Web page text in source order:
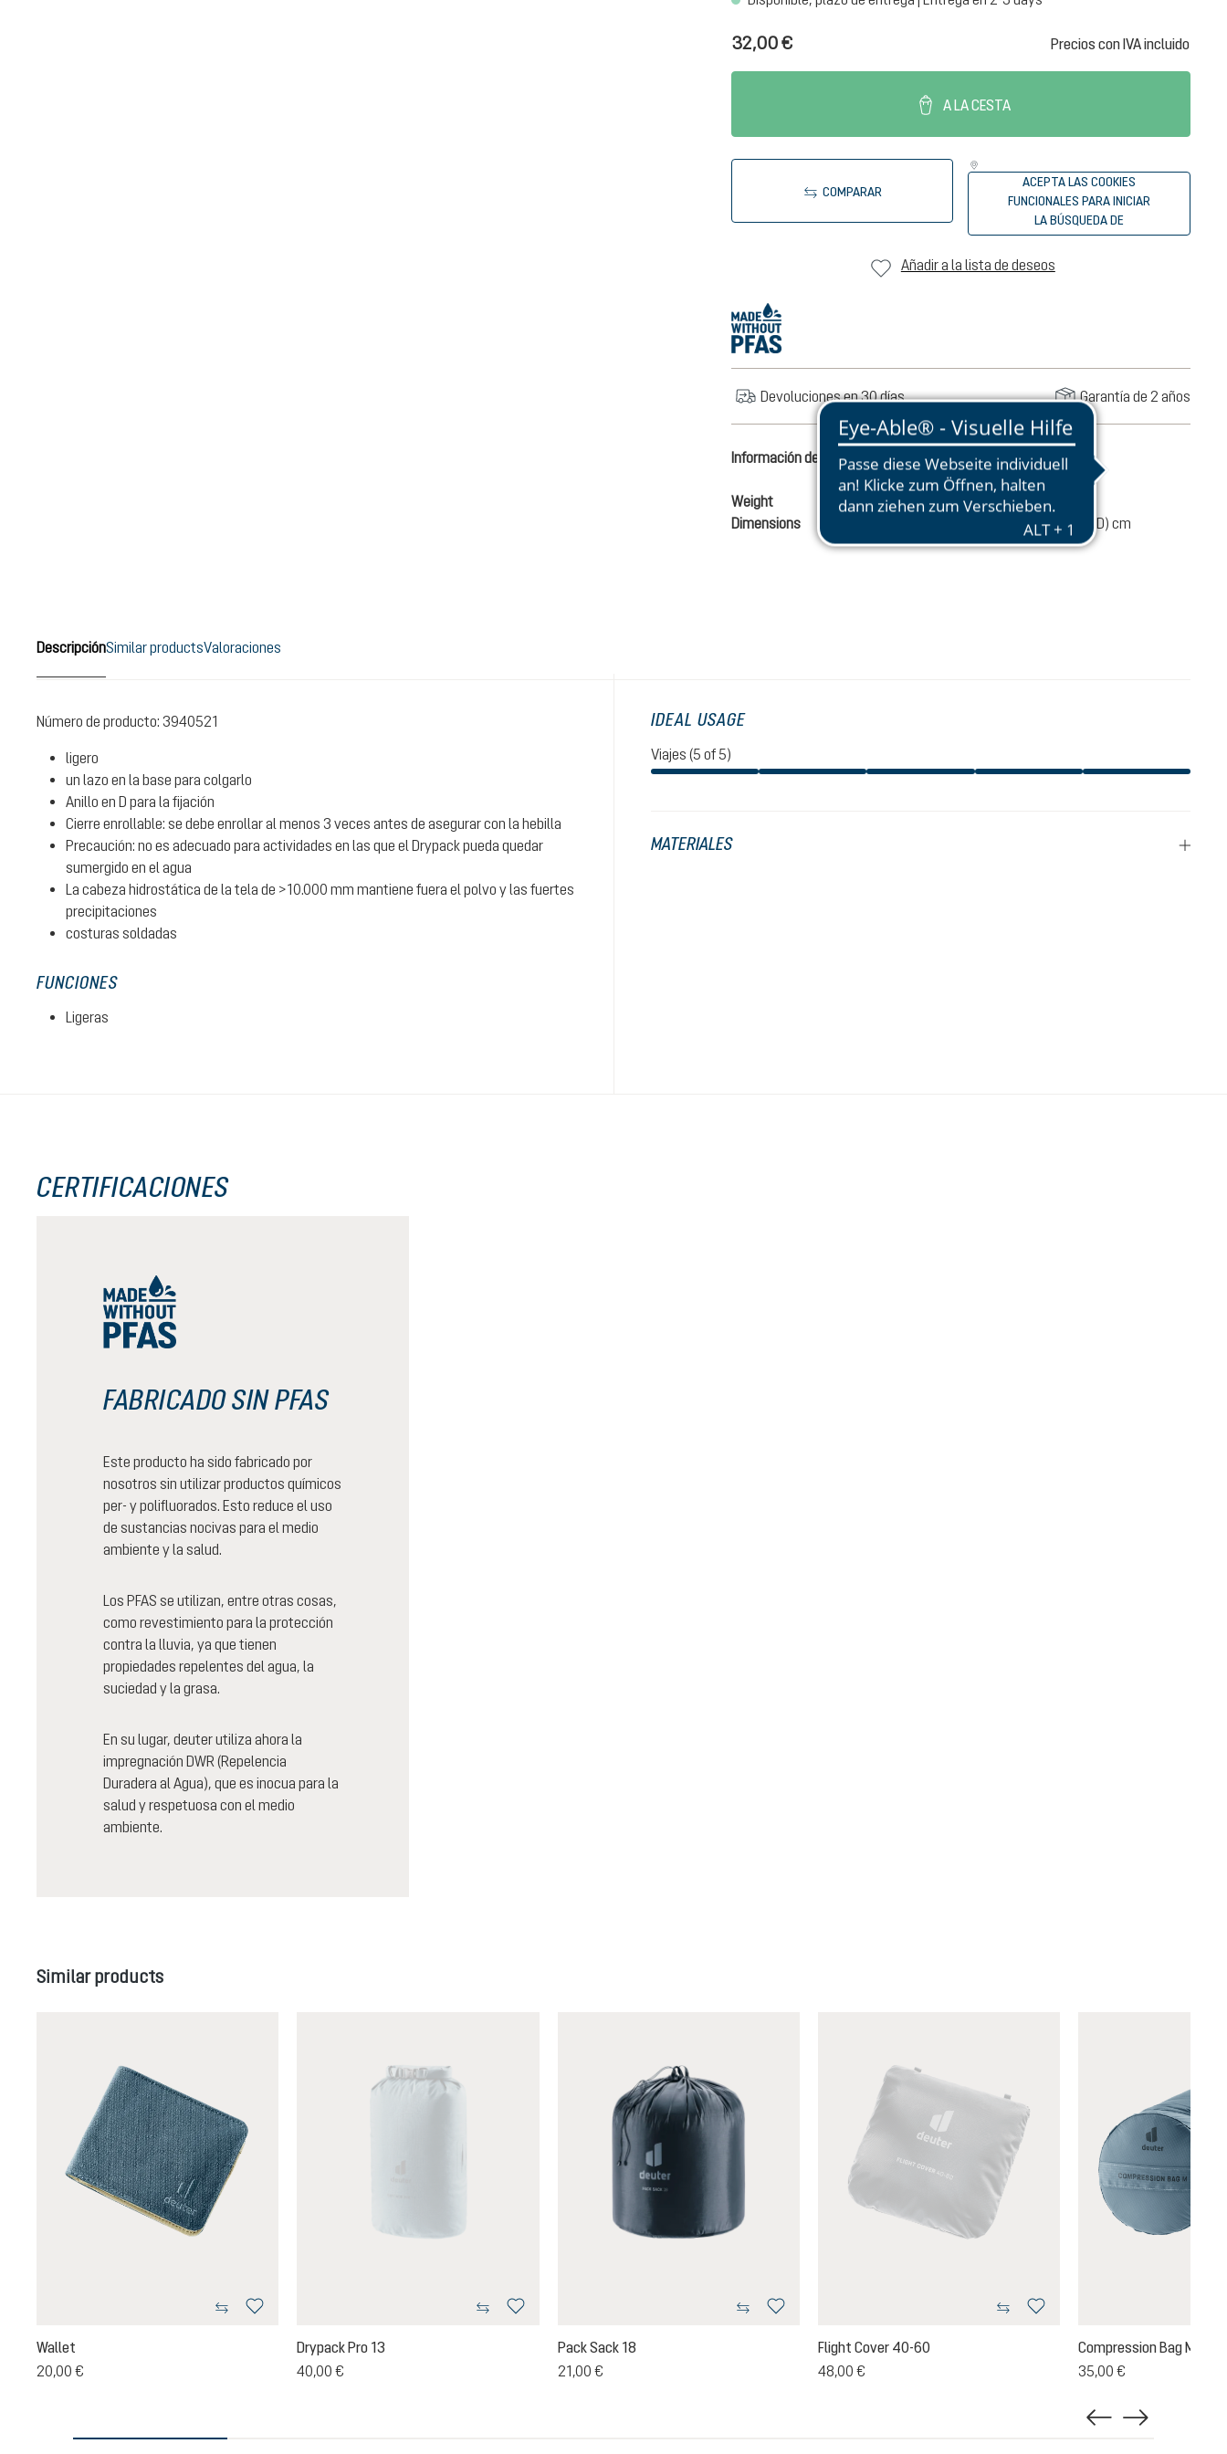
32,00 € Precios con IVA incluido
A LA CESTA
COMPARAR
ACEPTA LAS COOKIES
FUNCIONALES PARA INICIAR
LA BÚSQUEDA DE
DISTRIBUIDORES
Añadir a la lista de deseos
Devoluciones en 30 días Garantía de 2 años
Información del producto
Weight
80 g
Dimensions
45 / 31 / 21 (L x W x D) cm
DescripciónSimilar productsValoraciones
Número de producto: 3940521
ligero
un lazo en la base para colgarlo
Anillo en D para la fijación
Cierre enrollable: se debe enrollar al menos 3 veces antes de asegurar con la hebilla
Precaución: no es adecuado para actividades en las que el Drypack pueda quedar
sumergido en el agua
La cabeza hidrostática de la tela de >10.000 mm mantiene fuera el polvo y las fuertes
precipitaciones
costuras soldadas
FUNCIONES
Ligeras
IDEAL USAGE
Viajes (5 of 5)
MATERIALES
CERTIFICACIONES
FABRICADO SIN PFAS
Este producto ha sido fabricado por
nosotros sin utilizar productos químicos
per- y polifluorados. Esto reduce el uso
de sustancias nocivas para el medio
ambiente y la salud.
Los PFAS se utilizan, entre otras cosas,
como revestimiento para la protección
contra la lluvia, ya que tienen
propiedades repelentes del agua, la
suciedad y la grasa.
En su lugar, deuter utiliza ahora la
impregnación DWR (Repelencia
Duradera al Agua), que es inocua para la
salud y respetuosa con el medio
ambiente.
Omitir la galería de productos
Similar products
Wallet
20,00 €
Drypack Pro 13
40,00 €
Pack Sack 18
21,00 €
Flight Cover 40-60
48,00 €
Compression Bag M
35,00 €